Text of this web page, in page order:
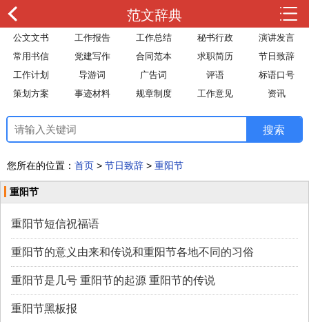
范文辞典
公文文书 工作报告 工作总结 秘书行政
演讲发言
常用书信
党建写作 合同范本 求职简历
节日致辞
工作计划
导游词 广告词 评语
标语口号
策划方案
事迹材料 规章制度 工作意见 资讯
您所在的位置： 首页 > 节日致辞 > 重阳节
重阳节
重阳节短信祝福语
重阳节的意义由来和传说和重阳节各地不同的习俗
重阳节是几号 重阳节的起源 重阳节的传说
重阳节黑板报